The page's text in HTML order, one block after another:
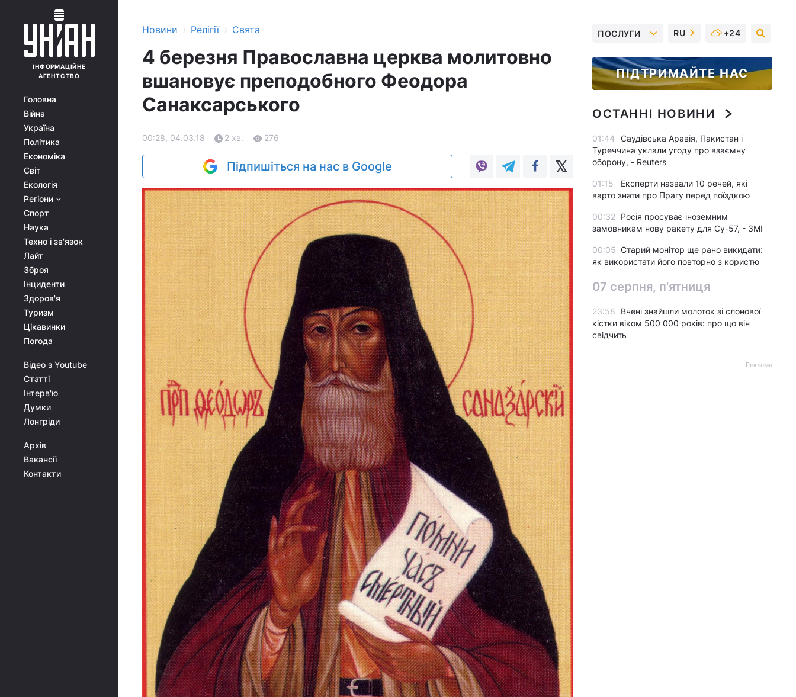
ІНФОРМАЦІЙНЕ
АГЕНТСТВО
Головна
Війна
Україна
Політика
Економіка
Світ
Екологія
Регіони
Спорт
Наука
Техно і зв'язок
Лайт
Зброя
Інциденти
Здоров'я
Туризм
Цікавинки
Погода
Відео з Youtube
Статті
Інтерв'ю
Думки
Лонгріди
Архів
Вакансії
Контакти
Новини › Релігії › Свята
4 березня Православна церква молитовно
вшановує преподобного Феодора
Санаксарського
00:28, 04.03.18 2 хв. 276
Підпишіться на нас в Google
ПОСЛУГИ RU +24
ПІДТРИМАЙТЕ НАС
ОСТАННІ НОВИНИ
01:44
Саудівська Аравія, Пакистан і
Туреччина уклали угоду про взаємну
оборону, - Reuters
01:15
Експерти назвали 10 речей, які
варто знати про Прагу перед поїздкою
00:32
Росія просуває іноземним
замовникам нову ракету для Су-57, - ЗМІ
00:05 Старий монітор ще рано викидати:
як використати його повторно з користю
07 серпня, п'ятниця
23:58
Вчені знайшли молоток зі слонової
кістки віком 500 000 років: про що він
свідчить
Реклама